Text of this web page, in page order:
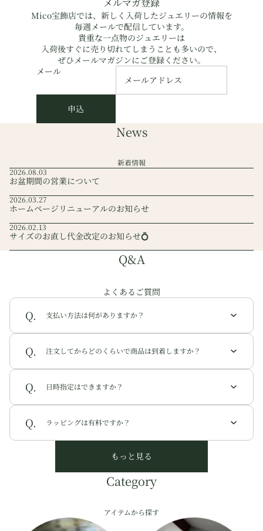
Mico宝飾店では、新しく入荷したジュエリーの情報を
毎週メールで配信しています。
貴重な一点物のジュエリーは
入荷後すぐに売り切れてしまうことも多いので、
ぜひメールマガジンにご登録ください。
メール
申込
News
新着情報
2026.08.03
お盆期間の営業について
2026.03.27
ホームページリニューアルのお知らせ
2026.02.13
サイズのお直し代金改定のお知らせ💍
Q&A
よくあるご質問
支払い方法は何がありますか？
注文してからどのくらいで商品は到着しますか？
日時指定はできますか？
ラッピングは有料ですか？
もっと見る
Category
アイテムから探す